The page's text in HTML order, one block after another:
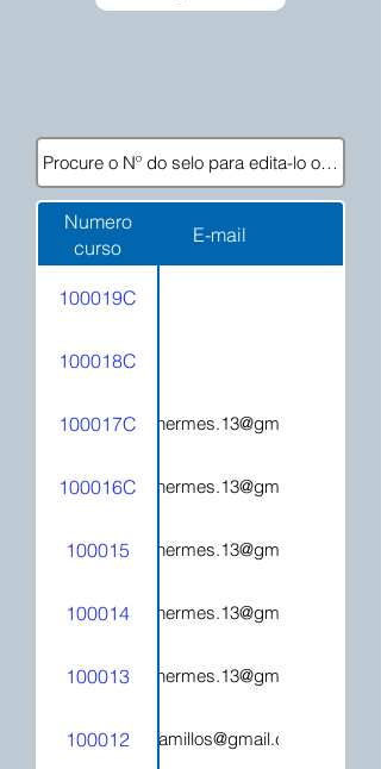
Numero
curso
E-mail
100019C
100018C
100017Checatehermes.13@gmail.com
100016Checatehermes.13@gmail.com
100015hecatehermes.13@gmail.com
100014hecatehermes.13@gmail.com
100013hecatehermes.13@gmail.com
100012mjcamillos@gmail.com